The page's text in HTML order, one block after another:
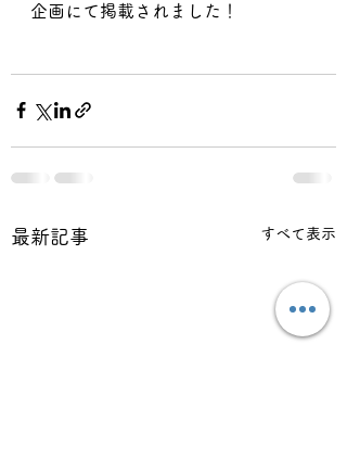
企画にて掲載されました！
最新記事 すべて表示